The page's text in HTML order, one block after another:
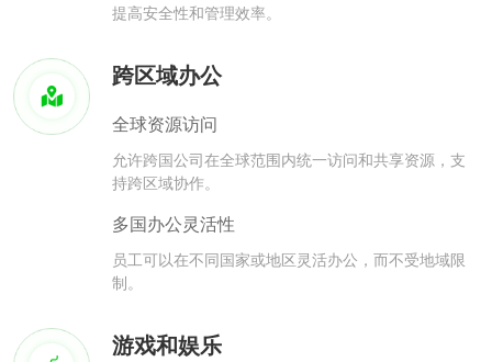
提高安全性和管理效率。
跨区域办公
全球资源访问
允许跨国公司在全球范围内统一访问和共享资源，支
持跨区域协作。
多国办公灵活性
员工可以在不同国家或地区灵活办公，而不受地域限
制。
游戏和娱乐